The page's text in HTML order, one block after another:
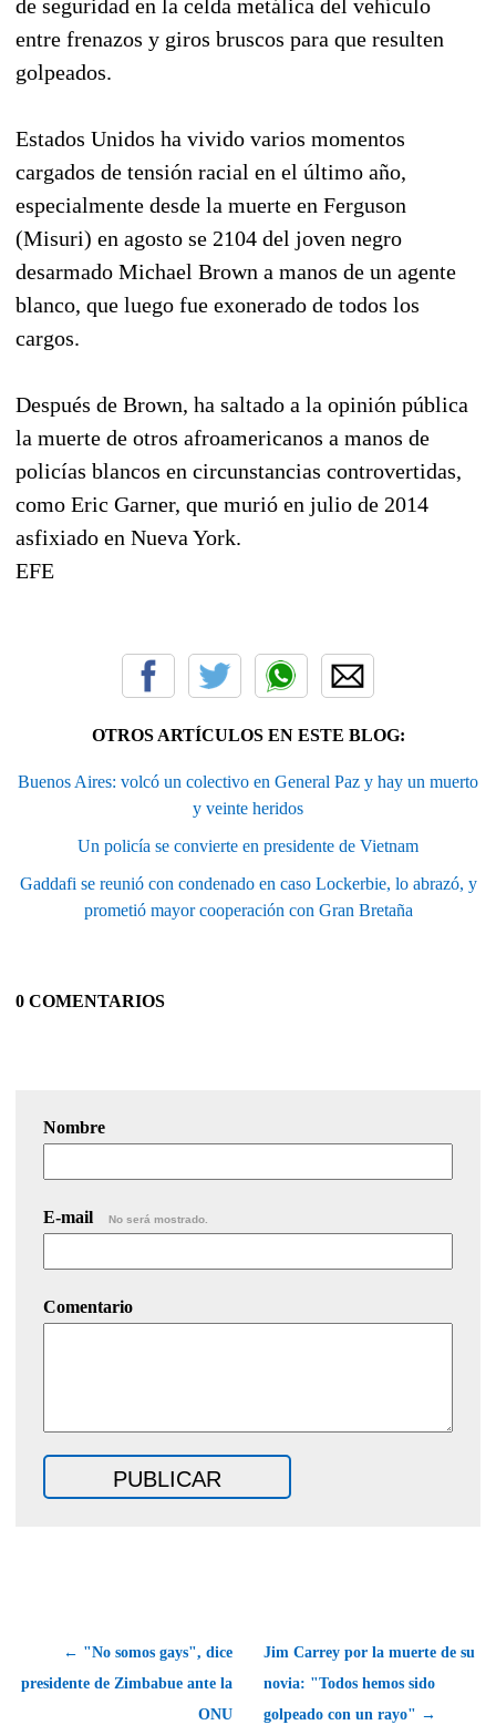
de seguridad en la celda metálica del vehículo
entre frenazos y giros bruscos para que resulten
golpeados.
Estados Unidos ha vivido varios momentos
cargados de tensión racial en el último año,
especialmente desde la muerte en Ferguson
(Misuri) en agosto se 2104 del joven negro
desarmado Michael Brown a manos de un agente
blanco, que luego fue exonerado de todos los
cargos.
Después de Brown, ha saltado a la opinión pública
la muerte de otros afroamericanos a manos de
policías blancos en circunstancias controvertidas,
como Eric Garner, que murió en julio de 2014
asfixiado en Nueva York.
EFE
OTROS ARTÍCULOS EN ESTE BLOG:
Buenos Aires: volcó un colectivo en General Paz y hay un muerto
y veinte heridos
Un policía se convierte en presidente de Vietnam
Gaddafi se reunió con condenado en caso Lockerbie, lo abrazó, y
prometió mayor cooperación con Gran Bretaña
0 COMENTARIOS
Nombre
E-mail No será mostrado.
Comentario
← "No somos gays", dice
presidente de Zimbabue ante la
ONU
Jim Carrey por la muerte de su
novia: "Todos hemos sido
golpeado con un rayo" →